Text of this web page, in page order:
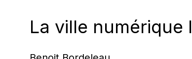
La ville numérique I